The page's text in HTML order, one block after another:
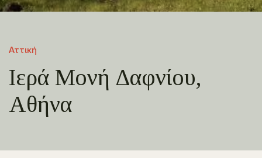
Αττική
Ιερά Μονή Δαφνίου,
Αθήνα